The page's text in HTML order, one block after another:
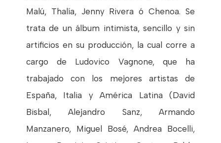
Malú, Thalía, Jenny Rivera ó Chenoa. Se
trata de un álbum intimista, sencillo y sin
artificios en su producción, la cual corre a
cargo de Ludovico Vagnone, que ha
trabajado con los mejores artistas de
España, Italia y América Latina (David
Bisbal, Alejandro Sanz, Armando
Manzanero, Miguel Bosé, Andrea Bocelli,